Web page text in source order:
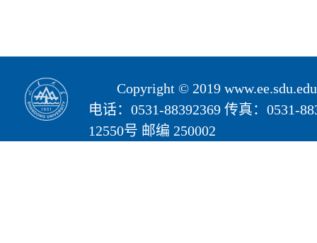
Copyright © 2019
电话：0531-88392369 传真：0531-
12550号 邮编 250002